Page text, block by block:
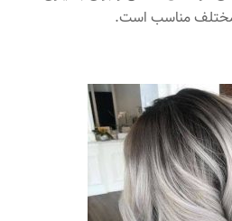
مختلف مناسب است.